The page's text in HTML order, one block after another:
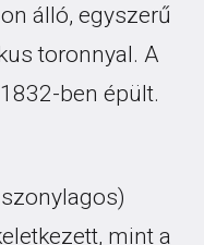
álló, egyszerű
toronnyal. A
ben épült.
mint a